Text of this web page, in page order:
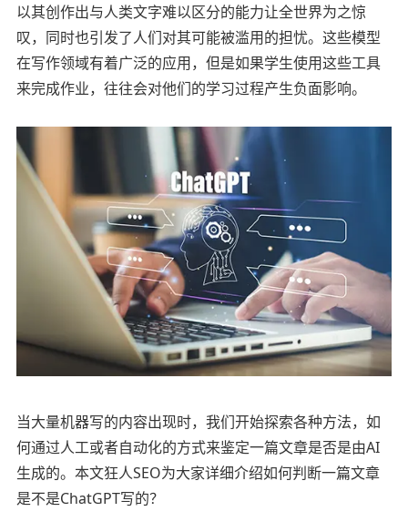
以其创作出与人类文字难以区分的能力让全世界为之惊
叹，同时也引发了人们对其可能被滥用的担忧。这些模型
在写作领域有着广泛的应用，但是如果学生使用这些工具
来完成作业，往往会对他们的学习过程产生负面影响。
当大量机器写的内容出现时，我们开始探索各种方法，如
何通过人工或者自动化的方式来鉴定一篇文章是否是由AI
生成的。本文狂人SEO为大家详细介绍如何判断一篇文章
是不是ChatGPT写的？